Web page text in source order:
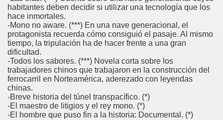
habitantes deben decidir si utilizar una tecnología que los
hace inmortales.
-Mono no aware. (***) En una nave generacional, el
protagonista recuerda cómo consiguió el pasaje. Al mismo
tiempo, la tripulación ha de hacer frente a una gran
dificultad.
-Todos los sabores. (***) Novela corta sobre los
trabajadores chinos que trabajaron en la construcción del
ferrocarril en Norteamérica, aderezado con leyendas
chinas.
-Breve historia del túnel transpacífico. (*)
-El maestro de litigios y el rey mono. (*)
-El hombre que puso fin a la historia: Documental. (*)